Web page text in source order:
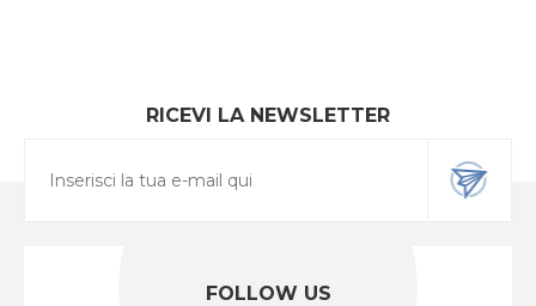
RICEVI LA NEWSLETTER
FOLLOW US